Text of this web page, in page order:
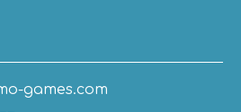
games.com